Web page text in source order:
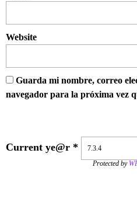
Website
Guarda mi nombre, correo
navegador para la próxima vez
Current ye@r *
Protected by